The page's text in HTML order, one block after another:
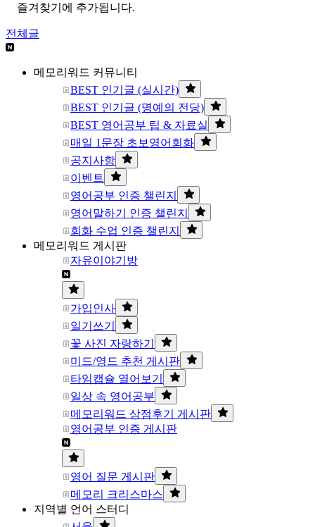
즐겨찾기에 추가됩니다.
전체글
메모리워드 커뮤니티
BEST 인기글 (실시간)
BEST 인기글 (명예의 전당)
BEST 영어공부 팁 & 자료실
매일 1문장 초보영어회화
공지사항
이벤트
영어공부 인증 챌린지
영어말하기 인증 챌린지
회화 수업 인증 챌린지
메모리워드 게시판
자유이야기방
가입인사
일기쓰기
꽃 사진 자랑하기
미드/영드 추천 게시판
타임캡슐 열어보기
일상 속 영어공부
메모리워드 상점후기 게시판
영어공부 인증 게시판
영어 질문 게시판
메모리 크리스마스
지역별 언어 스터디